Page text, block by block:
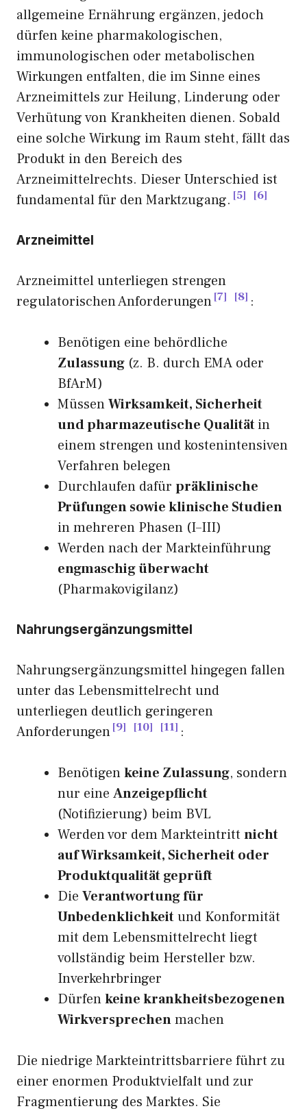
allgemeine Ernährung ergänzen, jedoch
dürfen keine pharmakologischen,
immunologischen oder metabolischen
Wirkungen entfalten, die im Sinne eines
Arzneimittels zur Heilung, Linderung oder
Verhütung von Krankheiten dienen. Sobald
eine solche Wirkung im Raum steht, fällt das
Produkt in den Bereich des
Arzneimittelrechts. Dieser Unterschied ist
fundamental für den Marktzugang. 5 6
Arzneimittel
Arzneimittel unterliegen strengen
regulatorischen Anforderungen 7 8 :
Benötigen eine behördliche
Zulassung (z. B. durch EMA oder
BfArM)
MüssenWirksamkeit, Sicherheit
und pharmazeutische Qualitätin
einem strengen und kostenintensiven
Verfahren belegen
Durchlaufen dafür präklinische
Prüfungen sowie klinische Studien
in mehreren Phasen (I–III)
Werden nach der Markteinführung
engmaschig überwacht
(Pharmakovigilanz)
Nahrungsergänzungsmittel
Nahrungsergänzungsmittel hingegen fallen
unter das Lebensmittelrecht und
unterliegen deutlich geringeren
Anforderungen 9 10 11 :
Benötigenkeine Zulassung, sondern
nur eine Anzeigepflicht
(Notifizierung) beim BVL
Werden vor dem Markteintritt nicht
auf Wirksamkeit, Sicherheit oder
Produktqualität geprüft
Die Verantwortung für
Unbedenklichkeitund Konformität
mit dem Lebensmittelrecht liegt
vollständig beim Hersteller bzw.
Inverkehrbringer
Dürfenkeine krankheitsbezogenen
Wirkversprechenmachen
Die niedrige Markteintrittsbarriere führt zu
einer enormen Produktvielfalt und zur
Fragmentierung des Marktes. Sie